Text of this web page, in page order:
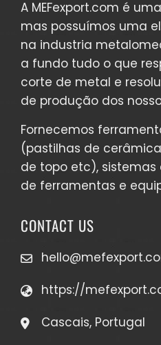
A MEFexport.com é
mas possuímos uma
na industria
a fundo tudo o que
corte de metal e
de produção dos
Fornecemos
(pastilhas de
de topo etc), sistemas
de ferramentas e
CONTACT US
https://
Cascais, Portugal